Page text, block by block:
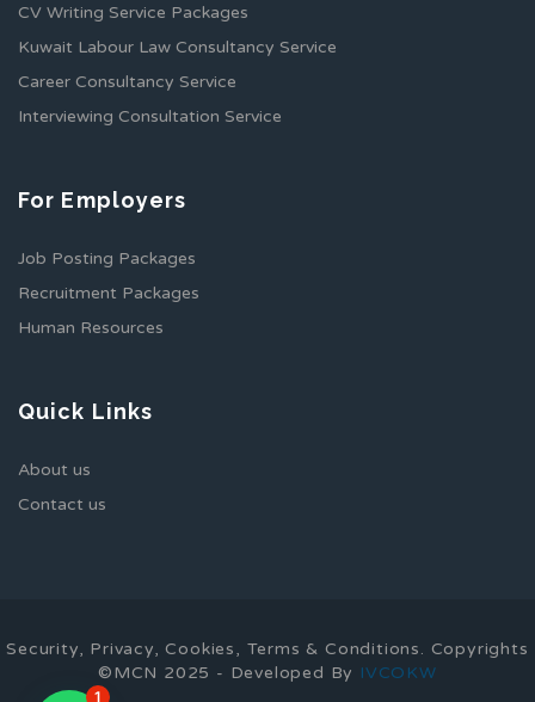
CV Writing Service Packages
Kuwait Labour Law Consultancy Service
Career Consultancy Service
Interviewing Consultation Service
For Employers
Job Posting Packages
Recruitment Packages
Human Resources
Quick Links
About us
Contact us
Security, Privacy, Cookies, Terms & Conditions. Copyrights
©MCN 2025 - Developed By IVCOKW
1